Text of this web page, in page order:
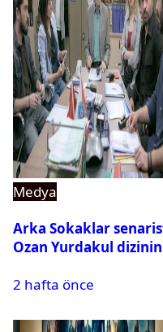
Medya
Arka Sokaklar
Ozan Yurdakul dizinin
2 hafta önce